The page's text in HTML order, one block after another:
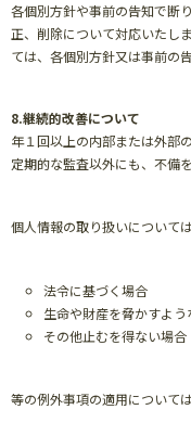
各個別方針や事前の告知で断
正、削除について対応いたし
ては、各個別方針又は事前の
8.継続的改善について
年１回以上の内部または外部
定期的な監査以外にも、不備
個人情報の取り扱いについて
法令に基づく場合
生命や財産を脅かすよう
その他止むを得ない場合
等の例外事項の適用について